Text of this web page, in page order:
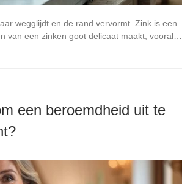
wegglijdt en de rand vervormt. Zink is een
van een zinken goot delicaat maakt, vooral…
een beroemdheid uit te